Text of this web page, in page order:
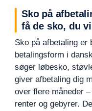
Sko på
få de sko, du
Sko på afbetaling
betalingsform i
søger løbesko,
giver afbetaling dig
over flere måneder
renter og gebyrer.